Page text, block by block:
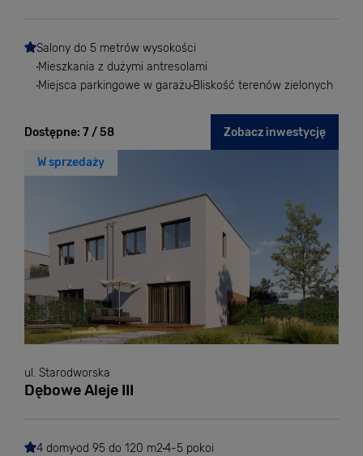
Salony do 5 metrów wysokości
Mieszkania z dużymi antresolami
Miejsca parkingowe w garażu Bliskość terenów zielonych
Dostępne: 7 / 58 Zobacz inwestycję
W sprzedaży
ul. Starodworska
Dębowe Aleje III
4 domyod 95 do 120 m24-5 pokoi